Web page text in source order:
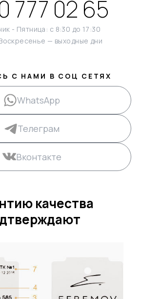
777 02 65
- Пятница: с 8:30 до 17:30
— выходные дни
С НАМИ В СОЦ СЕТЯХ
WhatsApp
Телеграм
Вконтакте
качества